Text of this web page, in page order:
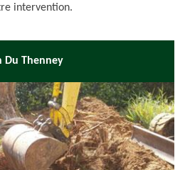
intervention.
Du Thenney